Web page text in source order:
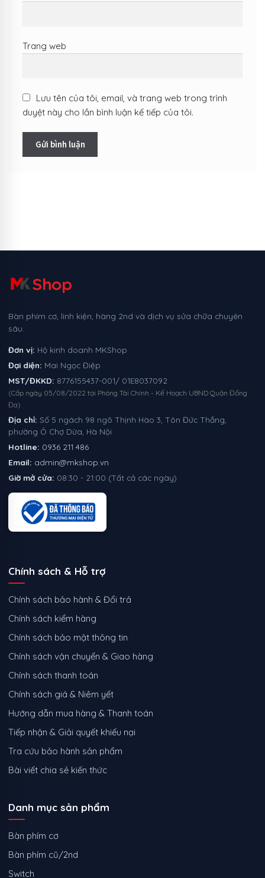
Trang web
Lưu tên của tôi, email, và trang web trong trình
duyệt này cho lần bình luận kế tiếp của tôi.
Shop
Bàn phím cơ, linh kiện, hàng 2nd và dịch vụ sửa chữa chuyên
sâu.
Đơn vị: Hộ kinh doanh MKShop
Đại diện: Mai Ngọc Điệp
MST/ĐKKD: 8776155437-001/ 01E8037092
(Cấp ngày 05/08/2022 tại Phòng Tài Chính - Kế Hoạch UBND Quận Đống
Đa)
Địa chỉ: Số 5 ngách 98 ngõ Thịnh Hào 3, Tôn Đức Thắng,
phường Ô Chợ Dừa, Hà Nội
Hotline: 0936 211 486
Email: admin@mkshop.vn
Giờ mở cửa: 08:30 - 21:00 (Tất cả các ngày)
Chính sách & Hỗ trợ
Chính sách bảo hành & Đổi trả
Chính sách kiểm hàng
Chính sách bảo mật thông tin
Chính sách vận chuyển & Giao hàng
Chính sách thanh toán
Chính sách giá & Niêm yết
Hướng dẫn mua hàng & Thanh toán
Tiếp nhận & Giải quyết khiếu nại
Tra cứu bảo hành sản phẩm
Bài viết chia sẻ kiến thức
Danh mục sản phẩm
Bàn phím cơ
Bàn phím cũ/2nd
Switch